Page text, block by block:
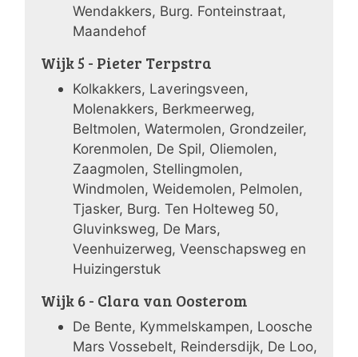
Wendakkers, Burg. Fonteinstraat,
Maandehof
Wijk 5 - Pieter Terpstra
Kolkakkers, Laveringsveen,
Molenakkers, Berkmeerweg,
Beltmolen, Watermolen, Grondzeiler,
Korenmolen, De Spil, Oliemolen,
Zaagmolen, Stellingmolen,
Windmolen, Weidemolen, Pelmolen,
Tjasker, Burg. Ten Holteweg 50,
Gluvinksweg, De Mars,
Veenhuizerweg, Veenschapsweg en
Huizingerstuk
Wijk 6 - Clara van Oosterom
De Bente, Kymmelskampen, Loosche
Mars Vossebelt, Reindersdijk, De Loo,